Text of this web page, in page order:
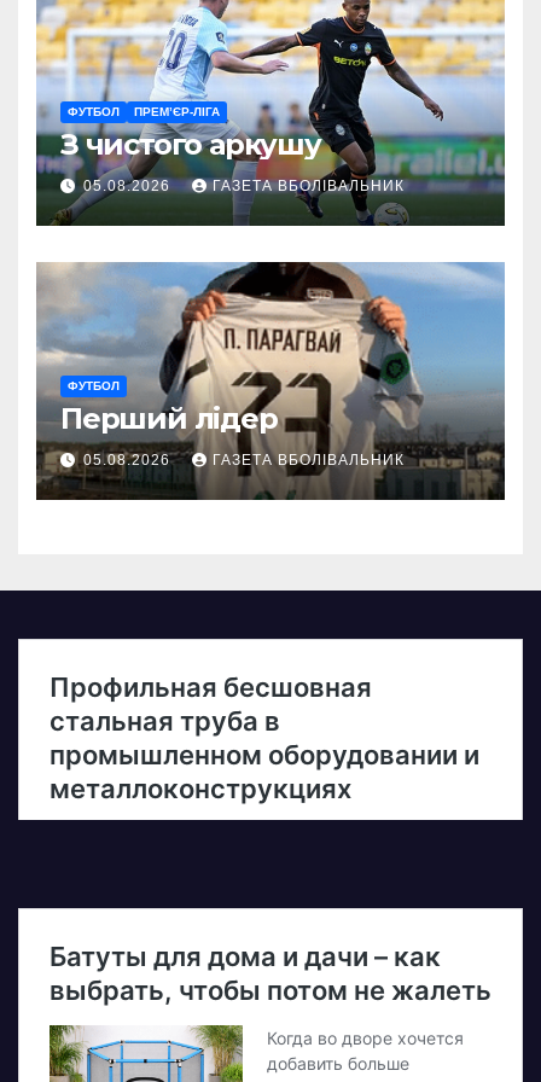
ФУТБОЛ ПРЕМ’ЄР-ЛІГА
З чистого аркушу
05.08.2026 ГАЗЕТА ВБОЛІВАЛЬНИК
ФУТБОЛ
Перший лідер
05.08.2026 ГАЗЕТА ВБОЛІВАЛЬНИК